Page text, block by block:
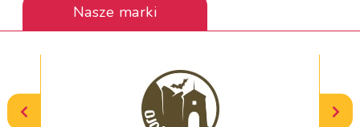
Nasze marki